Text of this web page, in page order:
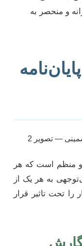
و منحصر به
و منظم است که هر
به هر یک از
را تحت تاثیر قرار